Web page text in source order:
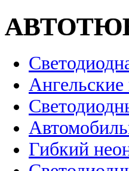
Ангельские
Гибкий